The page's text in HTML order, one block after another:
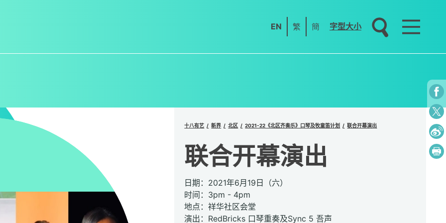
EN 繁 簡 字型大小
十八有艺 新界 北区 2021-22《北区齐奏乐》口琴及牧童笛计划 联合开幕演出
联合开幕演出
日期：2021年6月19日（六）
时间：3pm - 4pm
地点：祥华社区会堂
演出：RedBricks 口琴重奏及Sync 5 吾声